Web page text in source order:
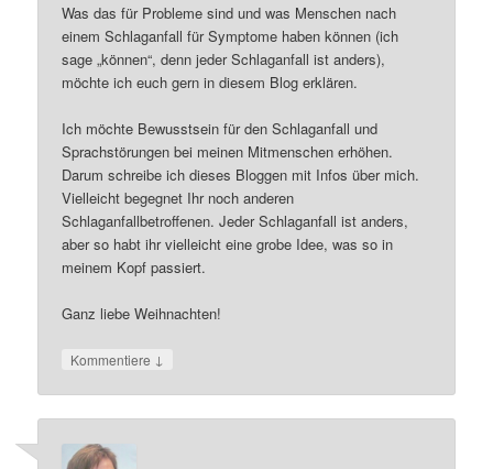
Was das für Probleme sind und was Menschen nach
einem Schlaganfall für Symptome haben können (ich
sage „können“, denn jeder Schlaganfall ist anders),
möchte ich euch gern in diesem Blog erklären.
Ich möchte Bewusstsein für den Schlaganfall und
Sprachstörungen bei meinen Mitmenschen erhöhen.
Darum schreibe ich dieses Bloggen mit Infos über mich.
Vielleicht begegnet Ihr noch anderen
Schlaganfallbetroffenen. Jeder Schlaganfall ist anders,
aber so habt ihr vielleicht eine grobe Idee, was so in
meinem Kopf passiert.
Ganz liebe Weihnachten!
Kommentiere ↓